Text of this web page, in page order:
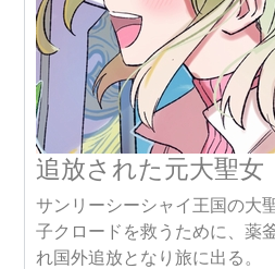
追放された元大聖女
サンリーシーシャイ王国の大
子クロードを救うために、薬
れ国外追放となり旅に出る。